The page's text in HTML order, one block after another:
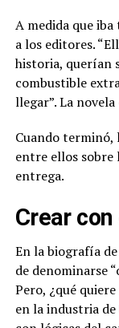
A medida que
a los editores.
historia, querían
combustible
llegar”. La novela
Cuando terminó,
entre ellos sobre
entrega.
Crear
En la biografía
de denominarse
Pero, ¿qué
en la industria